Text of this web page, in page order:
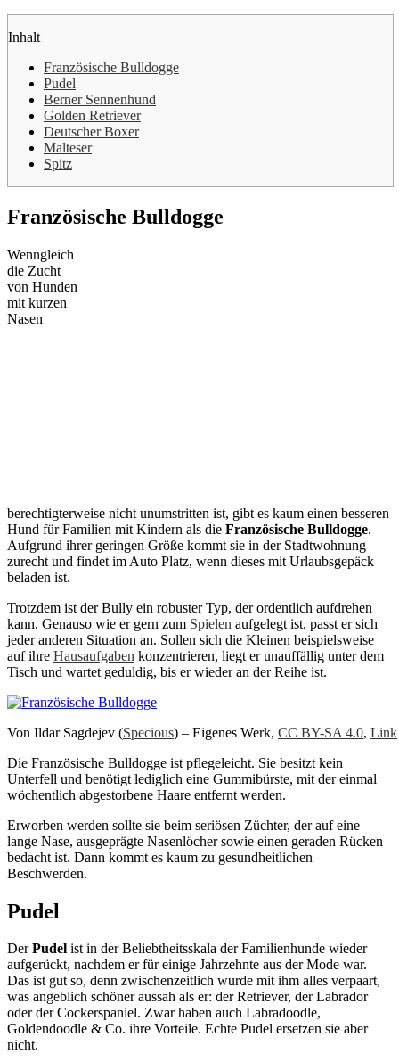
Inhalt
Französische Bulldogge
Pudel
Berner Sennenhund
Golden Retriever
Deutscher Boxer
Malteser
Spitz
Französische Bulldogge
Wenngleich
die Zucht
von Hunden
mit kurzen
Nasen
berechtigterweise nicht unumstritten ist, gibt es kaum einen besseren
Hund für Familien mit Kindern als die Französische Bulldogge.
Aufgrund ihrer geringen Größe kommt sie in der Stadtwohnung
zurecht und findet im Auto Platz, wenn dieses mit Urlaubsgepäck
beladen ist.
Trotzdem ist der Bully ein robuster Typ, der ordentlich aufdrehen
kann. Genauso wie er gern zum Spielen aufgelegt ist, passt er sich
jeder anderen Situation an. Sollen sich die Kleinen beispielsweise
auf ihre Hausaufgaben konzentrieren, liegt er unauffällig unter dem
Tisch und wartet geduldig, bis er wieder an der Reihe ist.
Von Ildar Sagdejev (Specious) – Eigenes Werk, CC BY-SA 4.0, Link
Die Französische Bulldogge ist pflegeleicht. Sie besitzt kein
Unterfell und benötigt lediglich eine Gummibürste, mit der einmal
wöchentlich abgestorbene Haare entfernt werden.
Erworben werden sollte sie beim seriösen Züchter, der auf eine
lange Nase, ausgeprägte Nasenlöcher sowie einen geraden Rücken
bedacht ist. Dann kommt es kaum zu gesundheitlichen
Beschwerden.
Pudel
DerPudel ist in der Beliebtheitsskala der Familienhunde wieder
aufgerückt, nachdem er für einige Jahrzehnte aus der Mode war.
Das ist gut so, denn zwischenzeitlich wurde mit ihm alles verpaart,
was angeblich schöner aussah als er: der Retriever, der Labrador
oder der Cockerspaniel. Zwar haben auch Labradoodle,
Goldendoodle & Co. ihre Vorteile. Echte Pudel ersetzen sie aber
nicht.